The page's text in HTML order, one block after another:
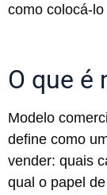
como colocá-
O que é
Modelo
define como
vender: quais
qual o papel